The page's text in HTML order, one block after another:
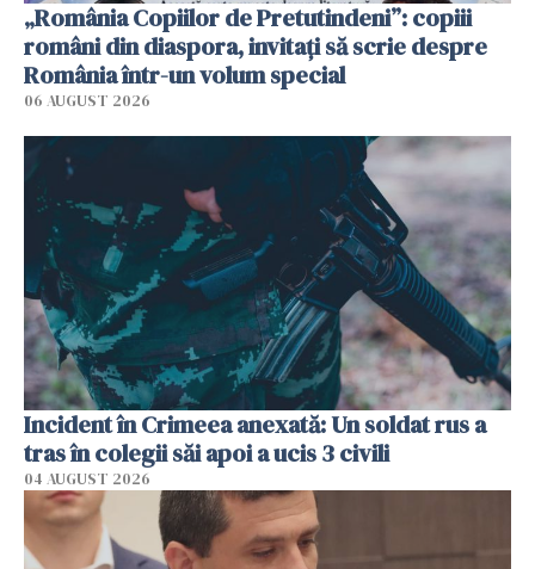
„România Copiilor de Pretutindeni”: copiii
români din diaspora, invitați să scrie despre
România într-un volum special
06 AUGUST 2026
Incident în Crimeea anexată: Un soldat rus a
tras în colegii săi apoi a ucis 3 civili
04 AUGUST 2026